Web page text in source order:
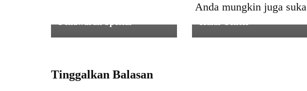
Anda mungkin juga
Banten sebagai Agregator
Tinggalkan Balasan